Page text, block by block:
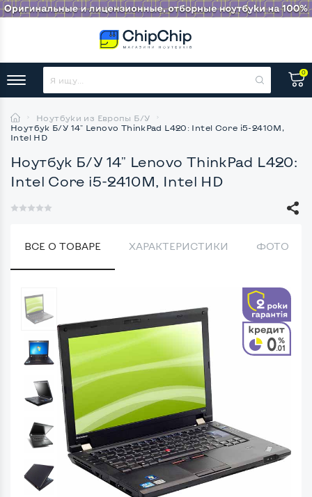
0
Ноутбуки из Европы Б/У
Ноутбук Б/У 14" Lenovo ThinkPad L420: Intel Core i5-2410M,
Intel HD
Ноутбук Б/У 14" Lenovo ThinkPad L420:
Intel Core i5-2410M, Intel HD
ВСЕ О ТОВАРЕ ХАРАКТЕРИСТИКИ ФОТО